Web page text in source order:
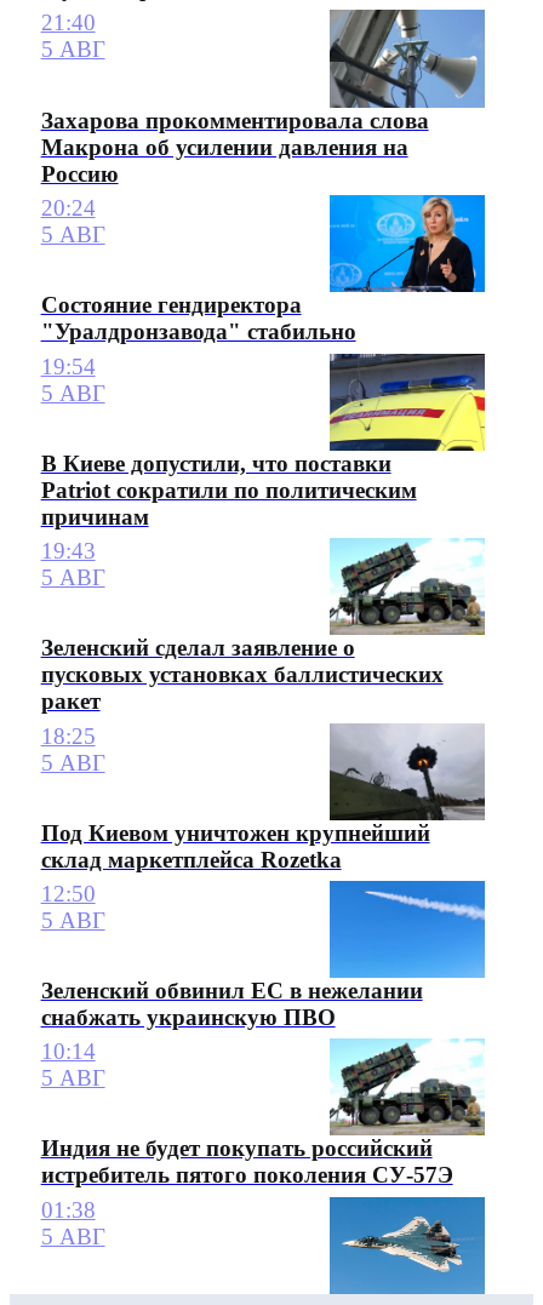
21:40
5 АВГ
Захарова прокомментировала слова
Макрона об усилении давления на
Россию
20:24
5 АВГ
Состояние гендиректора
"Уралдронзавода" стабильно
19:54
5 АВГ
В Киеве допустили, что поставки
Patriot сократили по политическим
причинам
19:43
5 АВГ
Зеленский сделал заявление о
пусковых установках баллистических
ракет
18:25
5 АВГ
Под Киевом уничтожен крупнейший
склад маркетплейса Rozetka
12:50
5 АВГ
Зеленский обвинил ЕС в нежелании
снабжать украинскую ПВО
10:14
5 АВГ
Индия не будет покупать российский
истребитель пятого поколения СУ-57Э
01:38
5 АВГ